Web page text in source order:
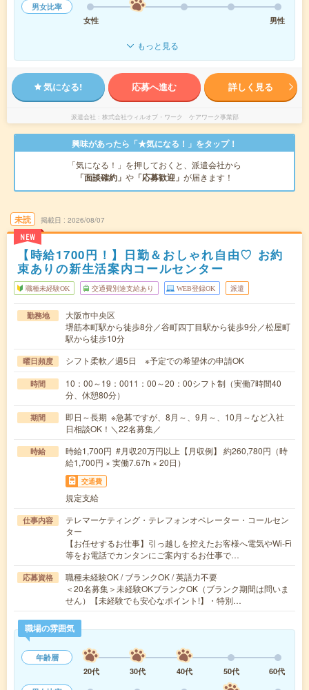
男女比率
女性
男性
もっと見る
気になる! 応募へ進む 詳しく見る
派遣会社 株式会社ウィルオブ・ワーク ケアワーク事業部
興味があったら「★気になる！」をタップ！
「気になる！」を押しておくと、派遣会社から
「面談確約」 や 「応募歓迎」 が届きます！
未読
NEW
掲載日 2026/08/07
【時給1700円！】日勤＆おしゃれ自由♡ お約
束ありの新生活案内コールセンター
職種未経験OK 交通費別途支給あり WEB登録OK 派遣
勤務地
大阪市中央区
堺筋本町駅から徒歩8分／谷町四丁目駅から徒歩9分／松屋町
駅から徒歩10分
曜日頻度 シフト柔軟／週5日 ※予定での希望休の申請OK
時間
10：00～19：0011：00～20：00シフト制（実働7時間40
分、休憩80分）
期間
即日～長期 ※急募ですが、8月～、9月～、10月～など入社
日相談OK！＼22名募集／
時給
時給1,700円 #月収20万円以上【月収例】 約260,780円（時
給1,700円 × 実働7.67h × 20日）
交通費
規定支給
仕事内容
テレマーケティング・テレフォンオペレーター・コールセン
ター
【お任せするお仕事】引っ越しを控えたお客様へ電気やWi-Fi
等をお電話でカンタンにご案内するお仕事で…
応募資格
職種未経験OK / ブランクOK / 英語力不要
＜20名募集＞未経験OKブランクOK（ブランク期間は問いま
せん）【未経験でも安心なポイント!】・特別…
職場の雰囲気
年齢層
20代
30代 40代 50代
60代